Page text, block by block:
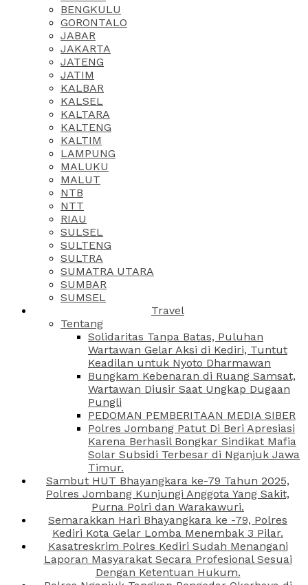
BENGKULU
GORONTALO
JABAR
JAKARTA
JATENG
JATIM
KALBAR
KALSEL
KALTARA
KALTENG
KALTIM
LAMPUNG
MALUKU
MALUT
NTB
NTT
RIAU
SULSEL
SULTENG
SULTRA
SUMATRA UTARA
SUMBAR
SUMSEL
Travel
Tentang
Solidaritas Tanpa Batas, Puluhan
Wartawan Gelar Aksi di Kediri, Tuntut
Keadilan untuk Nyoto Dharmawan
Bungkam Kebenaran di Ruang Samsat,
Wartawan Diusir Saat Ungkap Dugaan
Pungli
PEDOMAN PEMBERITAAN MEDIA SIBER
Polres Jombang Patut Di Beri Apresiasi
Karena Berhasil Bongkar Sindikat Mafia
Solar Subsidi Terbesar di Nganjuk Jawa
Timur.
Sambut HUT Bhayangkara ke-79 Tahun 2025,
Polres Jombang Kunjungi Anggota Yang Sakit,
Purna Polri dan Warakawuri.
Semarakkan Hari Bhayangkara ke -79, Polres
Kediri Kota Gelar Lomba Menembak 3 Pilar.
Kasatreskrim Polres Kediri Sudah Menangani
Laporan Masyarakat Secara Profesional Sesuai
Dengan Ketentuan Hukum.